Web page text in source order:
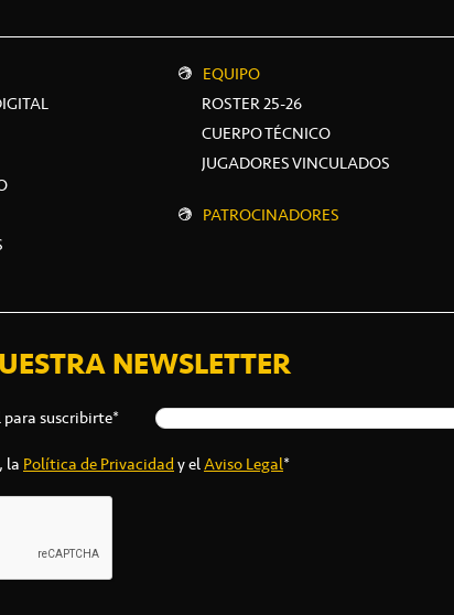
EQUIPO
ROSTER 25-26
CUERPO TÉCNICO
JUGADORES VINCULADOS
PATROCINADORES
NEWSLETTER
suscribirte*
, la Política de Privacidady elAviso Legal*